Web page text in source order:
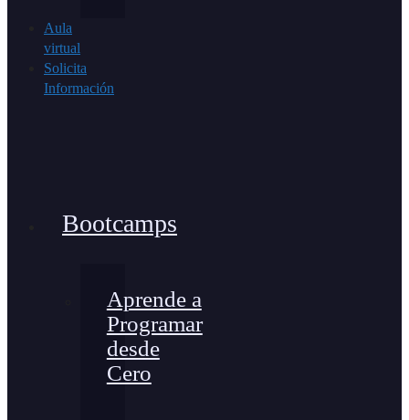
Aula
virtual
Solicita
Información
Bootcamps
Aprende a
Programar
desde
Cero